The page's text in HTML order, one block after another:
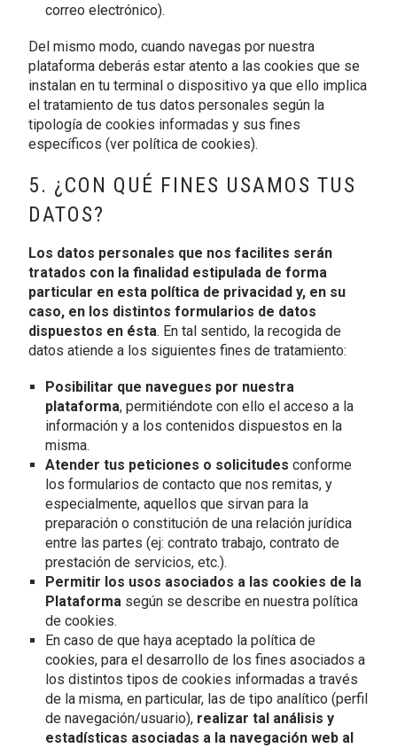
correo electrónico).
Del mismo modo, cuando navegas por nuestra
plataforma deberás estar atento a las cookies que se
instalan en tu terminal o dispositivo ya que ello implica
el tratamiento de tus datos personales según la
tipología de cookies informadas y sus fines
específicos (ver política de cookies).
5. ¿CON QUÉ FINES USAMOS TUS
DATOS?
Los datos personales que nos facilites serán
tratados con la finalidad estipulada de forma
particular en esta política de privacidad y, en su
caso, en los distintos formularios de datos
dispuestos en ésta. En tal sentido, la recogida de
datos atiende a los siguientes fines de tratamiento:
Posibilitar que navegues por nuestra
plataforma, permitiéndote con ello el acceso a la
información y a los contenidos dispuestos en la
misma.
Atender tus peticiones o solicitudes conforme
los formularios de contacto que nos remitas, y
especialmente, aquellos que sirvan para la
preparación o constitución de una relación jurídica
entre las partes (ej: contrato trabajo, contrato de
prestación de servicios, etc.).
Permitir los usos asociados a las cookies de la
Plataforma según se describe en nuestra política
de cookies.
En caso de que haya aceptado la política de
cookies, para el desarrollo de los fines asociados a
los distintos tipos de cookies informadas a través
de la misma, en particular, las de tipo analítico (perfil
de navegación/usuario), realizar tal análisis y
estadísticas asociadas a la navegación web al